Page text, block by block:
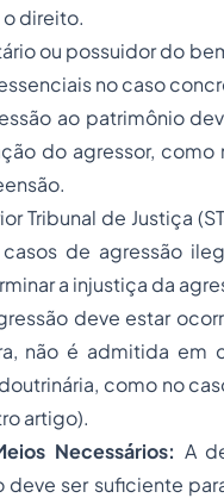
direito.
ou possuidor do
no caso
ao patrimônio
do agressor,
Tribunal de Justiça
de agressão
a injustiça da
deve estar
não é admitida em
como no
artigo).
Necessários: A
ser suficiente